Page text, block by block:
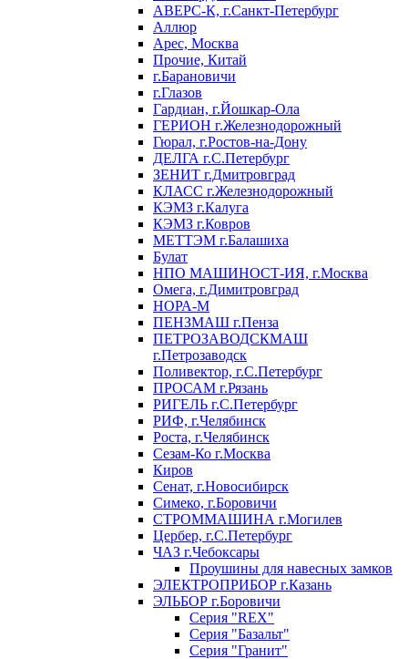
АВЕРС-К, г.Санкт-Петербург
Аллюр
Арес, Москва
Прочие, Китай
г.Барановичи
г.Глазов
Гардиан, г.Йошкар-Ола
ГЕРИОН г.Железнодорожный
Гюрал, г.Ростов-на-Дону
ДЕЛГА г.С.Петербург
ЗЕНИТ г.Дмитровград
КЛАСС г.Железнодорожный
КЭМЗ г.Калуга
КЭМЗ г.Ковров
МЕТТЭМ г.Балашиха
Булат
НПО МАШИНОСТ-ИЯ, г.Москва
Омега, г.Димитровград
НОРА-М
ПЕНЗМАШ г.Пенза
ПЕТРОЗАВОДСКМАШ
г.Петрозаводск
Поливектор, г.С.Петербург
ПРОСАМ г.Рязань
РИГЕЛЬ г.С.Петербург
РИФ, г.Челябинск
Роста, г.Челябинск
Сезам-Ко г.Москва
Киров
Сенат, г.Новосибирск
Симеко, г.Боровичи
СТРОММАШИНА г.Могилев
Цербер, г.С.Петербург
ЧАЗ г.Чебоксары
Проушины для навесных замков
ЭЛЕКТРОПРИБОР г.Казань
ЭЛЬБОР г.Боровичи
Серия "REX"
Серия "Базальт"
Серия "Гранит"